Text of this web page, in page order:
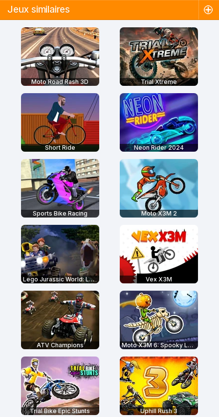
Jeux similaires
Moto Road Rash 3D Trial Xtreme
Short Ride Neon Rider 2024
Sports Bike Racing Moto X3M 2
Lego Jurassic World: Legend of Isla Nublar Vex X3M
ATV Champions Moto X3M 6: Spooky Land
Trial Bike Epic Stunts Uphill Rush 3